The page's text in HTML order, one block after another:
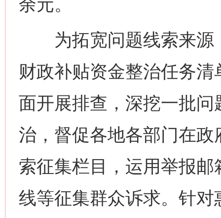
余元。
为拓宽问题线索来源
财政补贴资金整治任务
面开展排查，深挖一批
治，督促各地各部门在
索征集栏目，运用举报
线等征集群众诉求。针